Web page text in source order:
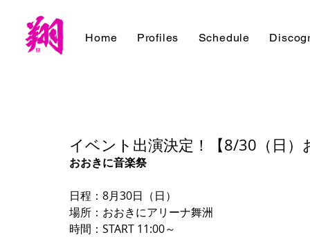
Home Profiles Schedule
イベント出演決定！【8/30（日）
おおきに音楽祭
日程：8月30日（日）
場所：おおきにアリーナ舞洲
時間：START 11:00～